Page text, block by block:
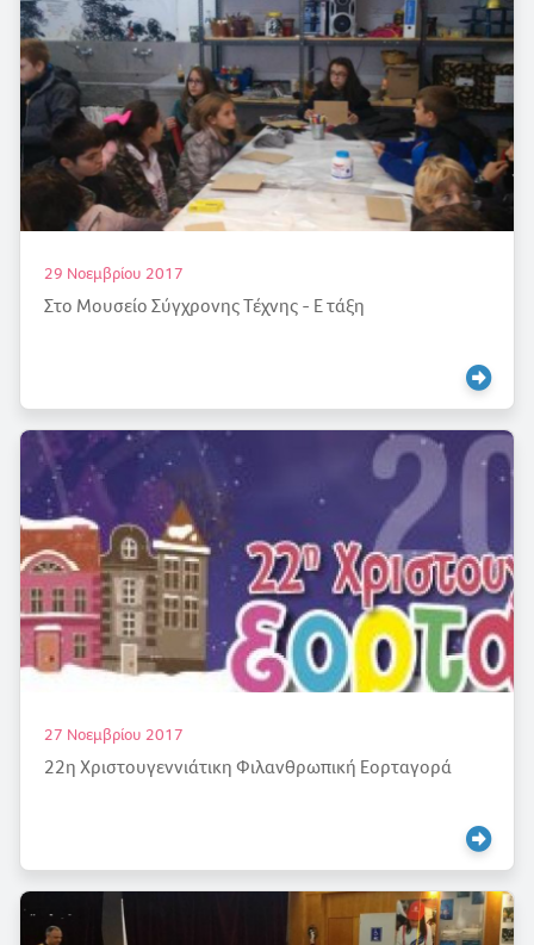
29 Νοεμβρίου 2017
Στο Μουσείο Σύγχρονης Τέχνης - Ε τάξη
27 Νοεμβρίου 2017
22η Χριστουγεννιάτικη Φιλανθρωπική Εορταγορά